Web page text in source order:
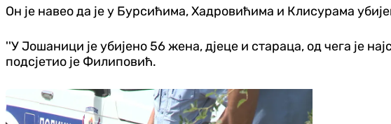
Он је навео да је у Бурсићима, Хадровићима и Клисурама
''У Јошаници је убијено 56 жена, дјеце и стараца, од чега је
подсјетио је Филиповић.